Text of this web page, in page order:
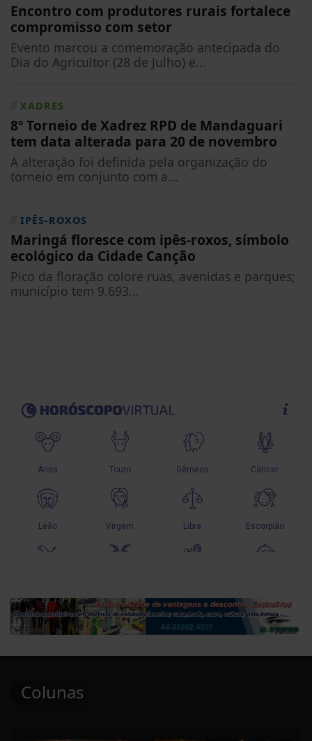
Encontro com produtores rurais fortalece
compromisso com setor
Evento marcou a comemoração antecipada do
Dia do Agricultor (28 de Julho) e...
XADRES
8º Torneio de Xadrez RPD de Mandaguari
tem data alterada para 20 de novembro
A alteração foi definida pela organização do
torneio em conjunto com a...
IPÊS-ROXOS
Maringá floresce com ipês-roxos, símbolo
ecológico da Cidade Canção
Pico da floração colore ruas, avenidas e parques;
município tem 9.693...
Colunas